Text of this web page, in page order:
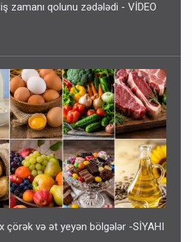
zamanı qolunu zədələdi - VİDEO
çörək və ət yeyən bölgələr -SİYAHI